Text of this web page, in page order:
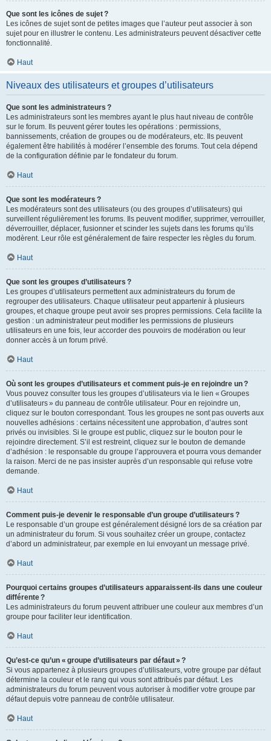
Que sont les icônes de sujet ?
Les icônes de sujet sont de petites images que l’auteur peut associer à son
sujet pour en illustrer le contenu. Les administrateurs peuvent désactiver cette
fonctionnalité.
Haut
Niveaux des utilisateurs et groupes d’utilisateurs
Que sont les administrateurs ?
Les administrateurs sont les membres ayant le plus haut niveau de contrôle
sur le forum. Ils peuvent gérer toutes les opérations : permissions,
bannissements, création de groupes ou de modérateurs, etc. Ils peuvent
également être habilités à modérer l’ensemble des forums. Tout cela dépend
de la configuration définie par le fondateur du forum.
Haut
Que sont les modérateurs ?
Les modérateurs sont des utilisateurs (ou des groupes d’utilisateurs) qui
surveillent régulièrement les forums. Ils peuvent modifier, supprimer, verrouiller,
déverrouiller, déplacer, fusionner et scinder les sujets dans les forums qu’ils
modèrent. Leur rôle est généralement de faire respecter les règles du forum.
Haut
Que sont les groupes d’utilisateurs ?
Les groupes d’utilisateurs permettent aux administrateurs du forum de
regrouper des utilisateurs. Chaque utilisateur peut appartenir à plusieurs
groupes, et chaque groupe peut avoir ses propres permissions. Cela facilite la
gestion : un administrateur peut modifier les permissions de plusieurs
utilisateurs en une fois, leur accorder des pouvoirs de modération ou leur
donner accès à un forum privé.
Haut
Où sont les groupes d’utilisateurs et comment puis-je en rejoindre un ?
Vous pouvez consulter tous les groupes d’utilisateurs via le lien « Groupes
d’utilisateurs » du panneau de contrôle utilisateur. Pour en rejoindre un,
cliquez sur le bouton correspondant. Tous les groupes ne sont pas ouverts aux
nouvelles adhésions : certains nécessitent une approbation, d’autres sont
privés ou invisibles. Si le groupe est public, cliquez sur le bouton pour le
rejoindre directement. S’il est restreint, cliquez sur le bouton de demande
d’adhésion : le responsable du groupe l’approuvera et pourra vous demander
la raison. Merci de ne pas insister auprès d’un responsable qui refuse votre
demande.
Haut
Comment puis-je devenir le responsable d’un groupe d’utilisateurs ?
Le responsable d’un groupe est généralement désigné lors de sa création par
un administrateur du forum. Si vous souhaitez créer un groupe, contactez
d’abord un administrateur, par exemple en lui envoyant un message privé.
Haut
Pourquoi certains groupes d’utilisateurs apparaissent-ils dans une couleur
différente ?
Les administrateurs du forum peuvent attribuer une couleur aux membres d’un
groupe pour faciliter leur identification.
Haut
Qu’est-ce qu’un « groupe d’utilisateurs par défaut » ?
Si vous appartenez à plusieurs groupes d’utilisateurs, votre groupe par défaut
détermine la couleur et le rang qui vous sont attribués par défaut. Les
administrateurs du forum peuvent vous autoriser à modifier votre groupe par
défaut depuis votre panneau de contrôle utilisateur.
Haut